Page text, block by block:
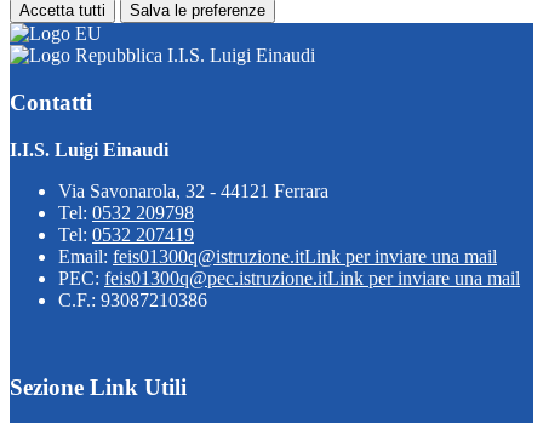
Accetta tutti Salva le preferenze
I.I.S. Luigi Einaudi
Contatti
I.I.S. Luigi Einaudi
Via Savonarola, 32 - 44121 Ferrara
Tel: 0532 209798
Tel: 0532 207419
Email: feis01300q@istruzione.itLink per inviare una mail
PEC: feis01300q@pec.istruzione.itLink per inviare una mail
C.F.: 93087210386
Sezione Link Utili